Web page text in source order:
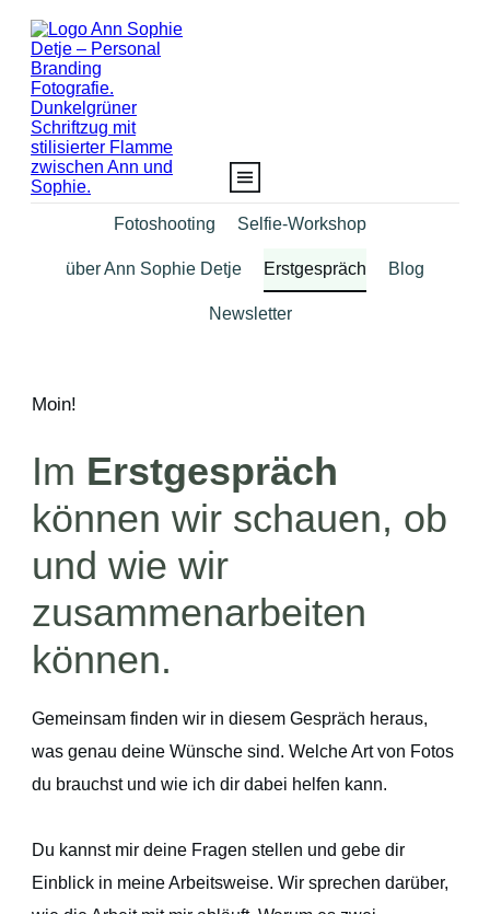
Fotoshooting Selfie-Workshop
über Ann Sophie Detje Erstgespräch Blog
Newsletter
Moin!
Im Erstgespräch
können wir schauen, ob
und wie wir
zusammenarbeiten
können.
Gemeinsam finden wir in diesem Gespräch heraus,
was genau deine Wünsche sind. Welche Art von Fotos
du brauchst und wie ich dir dabei helfen kann.
Du kannst mir deine Fragen stellen und gebe dir
Einblick in meine Arbeitsweise. Wir sprechen darüber,